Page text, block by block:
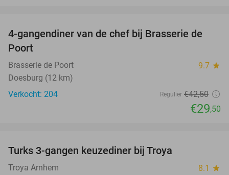
31%
4-gangendiner van de chef bij Brasserie de
Poort
Brasserie de Poort 9.7 star
Doesburg (12 km)
Verkocht: 204
Regulier €42,50
€29,50
Turks 3-gangen keuzediner bij Troya
Troya Arnhem 8.1 star